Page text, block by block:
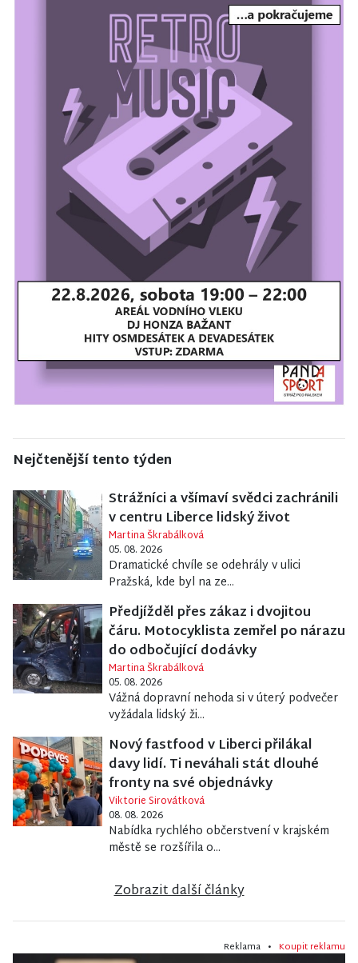
Nejčtenější tento týden
Strážníci a všímaví svědci zachránili
v centru Liberce lidský život
Martina Škrabálková
05. 08. 2026
Dramatické chvíle se odehrály v ulici
Pražská, kde byl na ze...
Předjížděl přes zákaz i dvojitou
čáru. Motocyklista zemřel po nárazu
do odbočující dodávky
Martina Škrabálková
05. 08. 2026
Vážná dopravní nehoda si v úterý podvečer
vyžádala lidský ži...
Nový fastfood v Liberci přilákal
davy lidí. Ti neváhali stát dlouhé
fronty na své objednávky
Viktorie Sirovátková
08. 08. 2026
Nabídka rychlého občerstvení v krajském
městě se rozšířila o...
Zobrazit další články
Reklama • Koupit reklamu